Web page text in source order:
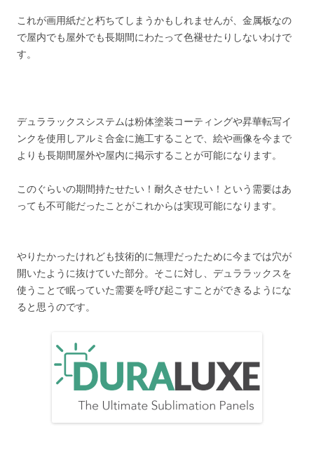
これが画用紙だと朽ちてしまうかもしれませんが、金属板なの
で屋内でも屋外でも長期間にわたって色褪せたりしないわけで
す。
デュララックスシステムは粉体塗装コーティングや昇華転写イ
ンクを使用しアルミ合金に施工することで、絵や画像を今まで
よりも長期間屋外や屋内に掲示することが可能になります。
このぐらいの期間持たせたい！耐久させたい！という需要はあ
っても不可能だったことがこれからは実現可能になります。
やりたかったけれども技術的に無理だったために今までは穴が
開いたように抜けていた部分。そこに対し、デュララックスを
使うことで眠っていた需要を呼び起こすことができるようにな
ると思うのです。